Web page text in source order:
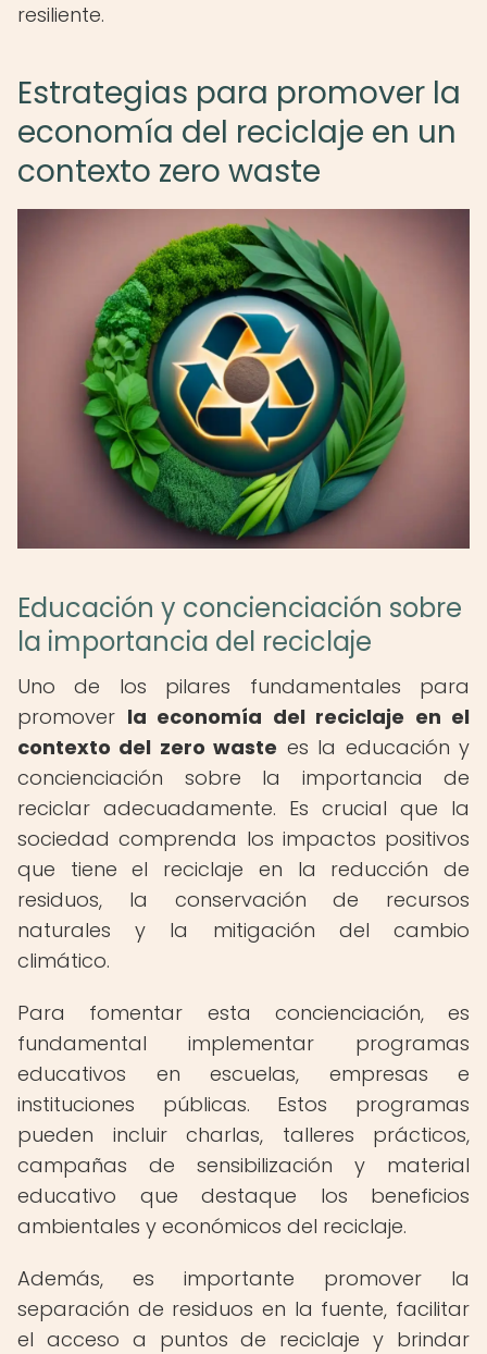
resiliente.
Estrategias para promover la
economía del reciclaje en un
contexto zero waste
Educación y concienciación sobre
la importancia del reciclaje
Uno de los pilares fundamentales para
promover la economía del reciclaje en el
contexto del zero waste es la educación y
concienciación sobre la importancia de
reciclar adecuadamente. Es crucial que la
sociedad comprenda los impactos positivos
que tiene el reciclaje en la reducción de
residuos, la conservación de recursos
naturales y la mitigación del cambio
climático.
Para fomentar esta concienciación, es
fundamental implementar programas
educativos en escuelas, empresas e
instituciones públicas. Estos programas
pueden incluir charlas, talleres prácticos,
campañas de sensibilización y material
educativo que destaque los beneficios
ambientales y económicos del reciclaje.
Además, es importante promover la
separación de residuos en la fuente, facilitar
el acceso a puntos de reciclaje y brindar